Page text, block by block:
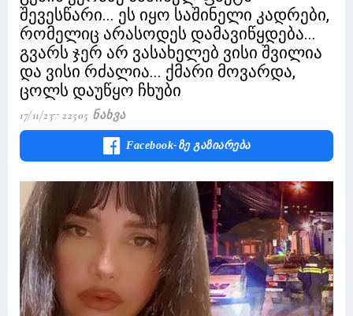
შევესწარი... ეს იყო საშინელი კადრები,
რომელიც არასოდეს დამავიწყდება...
გვარს ჯერ არ ვასახელებ ვისი შვილია
და ვისი რძალია... ქმარი მოვარდა,
ცოლს დაუწყო ჩხუბი
17/11/23 22505 Ნახვა
Facebook-Ზე Გაზიარება